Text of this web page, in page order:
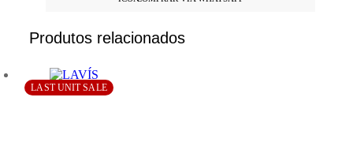
Produtos relacionados
LAST UNIT SALE